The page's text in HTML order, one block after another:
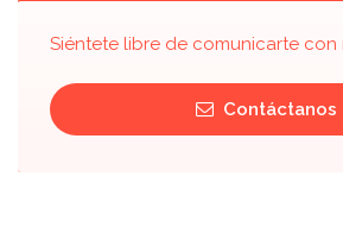
Siéntete libre de comunicarte con
Contáctanos